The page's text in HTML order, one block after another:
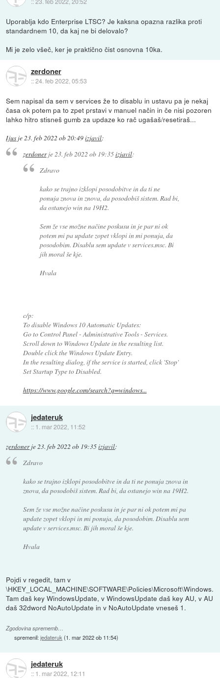
Uporablja kdo Enterprise LTSC? Je kaksna opazna razlika proti
standardnem 10, da kaj ne bi delovalo?
Mi je zelo všeč, ker je praktično čist osnovna 10ka.
zerdoner
::24. feb 2022, 05:53
Sem napisal da sem v services že to disablu in ustavu pa je nekaj
časa ok potem pa to zpet prstavi v manuel način in če nisi pozoren
lahko hitro stisneš gumb za updaze ko rač ugašaš/resetiraš...
Ijus je 23. feb 2022 ob 20:49izjavil:
zerdonerje23. feb 2022 ob 19:35izjavil:
Zdravo
kako se trajno izklopi posodobitve in da ti ne
ponuja znova in znova, da posodobiš sistem. Rad bi,
da ostanejo win na 19H2.
Sem že vse možne načine poskusu in je par ni ok
potem mi pa update zopet vklopi in mi ponuja, da
posodobim. Disablu sem update v services.msc. Bi
jih moral še kje.
Hvala
c/p:
To disable Windows 10 Automatic Updates:
Go to Control Panel - Administrative Tools - Services.
Scroll down to Windows Update in the resulting list.
Double click the Windows Update Entry.
In the resulting dialog, if the service is started, click 'Stop'
Set Startup Type to Disabled.
https://www.google.com/search?q=windows...
jedateruk
:: 1. mar 2022, 11:52
zerdonerje23. feb 2022 ob 19:35izjavil:
Zdravo
kako se trajno izklopi posodobitve in da ti ne ponuja znova in
znova, da posodobiš sistem. Rad bi, da ostanejo win na 19H2.
Sem že vse možne načine poskusu in je par ni ok potem mi pa
update zopet vklopi in mi ponuja, da posodobim. Disablu sem
update v services.msc. Bi jih moral še kje.
Hvala
Pojdi v regedit, tam v
\HKEY_LOCAL_MACHINE\SOFTWARE\Policies\Microsoft\Windows.
Tam daš key WindowsUpdate, v WindowsUpdate daš key AU, v AU
daš 32dword NoAutoUpdate in v NoAutoUpdate vneseš 1.
Zgodovina sprememb…
spremenil:jedateruk (1. mar 2022 ob 11:54)
jedateruk
:: 1. mar 2022, 12:11